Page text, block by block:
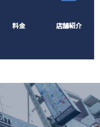
料金 店舗紹介